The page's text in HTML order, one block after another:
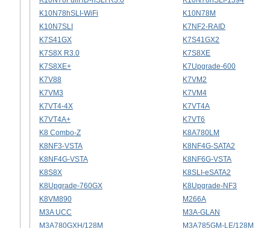
K10N78hSLI-WiFi
K10N78M
K10N7SLI
K7NF2-RAID
K7S41GX
K7S41GX2
K7S8X R3.0
K7S8XE
K7S8XE+
K7Upgrade-600
K7V88
K7VM2
K7VM3
K7VM4
K7VT4-4X
K7VT4A
K7VT4A+
K7VT6
K8 Combo-Z
K8A780LM
K8NF3-VSTA
K8NF4G-SATA2
K8NF4G-VSTA
K8NF6G-VSTA
K8S8X
K8SLI-eSATA2
K8Upgrade-760GX
K8Upgrade-NF3
K8VM890
M266A
M3A UCC
M3A-GLAN
M3A780GXH/128M
M3A785GM-LE/128M